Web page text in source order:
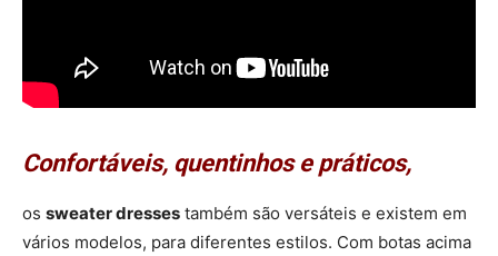
Confortáveis, quentinhos e práticos,
os sweater dresses também são versáteis e existem em
vários modelos, para diferentes estilos. Com botas acima